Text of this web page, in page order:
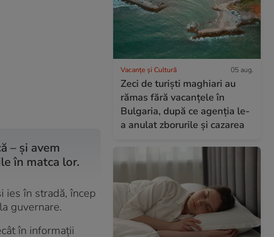
– și avem
în matca lor.
ies în stradă, încep
guvernare.
în informații
Vacanțe și Cultură 05 aug.
Zeci de turiști maghiari au
rămas fără vacanțele în
Bulgaria, după ce agenția le-
a anulat zborurile și cazarea